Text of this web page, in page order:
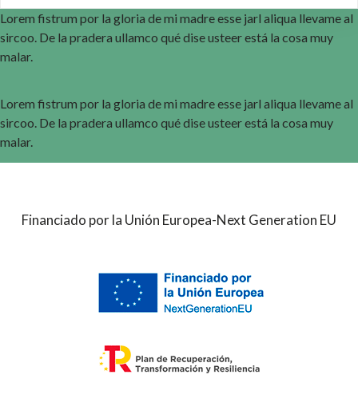
Lorem fistrum por la gloria de mi madre esse jarl aliqua llevame al
sircoo. De la pradera ullamco qué dise usteer está la cosa muy
malar.
Lorem fistrum por la gloria de mi madre esse jarl aliqua llevame al
sircoo. De la pradera ullamco qué dise usteer está la cosa muy
malar.
Financiado por la Unión Europea-Next Generation EU